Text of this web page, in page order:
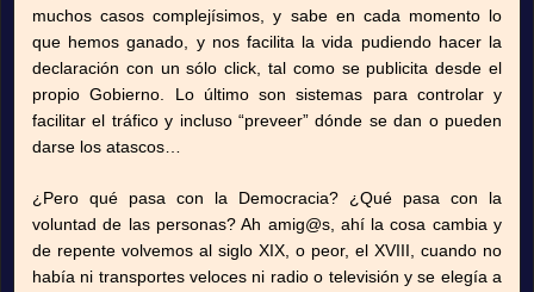
muchos casos complejísimos, y sabe en cada momento lo
que hemos ganado, y nos facilita la vida pudiendo hacer la
declaración con un sólo click, tal como se publicita desde el
propio Gobierno. Lo último son sistemas para controlar y
facilitar el tráfico y incluso “preveer” dónde se dan o pueden
darse los atascos…
¿Pero qué pasa con la Democracia? ¿Qué pasa con la
voluntad de las personas? Ah amig@s, ahí la cosa cambia y
de repente volvemos al siglo XIX, o peor, el XVIII, cuando no
había ni transportes veloces ni radio o televisión y se elegía a